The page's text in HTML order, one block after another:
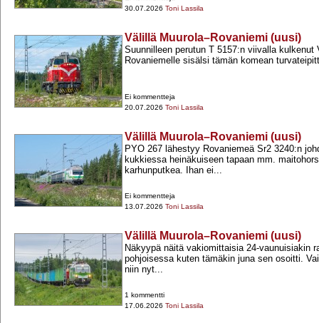
30.07.2026 Toni Lassila
Välillä Muurola–Rovaniemi (uusi)
Suunnilleen perutun T 5157:n viivalla kulkenut
Rovaniemelle sisälsi tämän komean
Ei kommentteja
20.07.2026 Toni Lassila
Välillä Muurola–Rovaniemi (uusi)
PYO 267 lähestyy Rovaniemeä Sr2 3240:n
kukkiessa heinäkuiseen tapaan mm.
karhunputkea. Ihan ei...
Ei kommentteja
13.07.2026 Toni Lassila
Välillä Muurola–Rovaniemi (uusi)
Näkyypä näitä vakiomittaisia 24-​vaunuisiakin
pohjoisessa kuten tämäkin juna sen osoitti.
niin nyt...
1 kommentti
17.06.2026 Toni Lassila